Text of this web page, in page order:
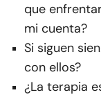
que
mi cuenta?
Si siguen
con ellos?
¿La terapia